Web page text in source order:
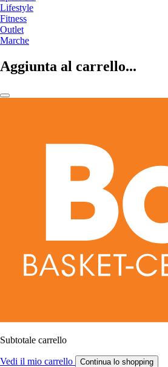
Lifestyle
Fitness
Outlet
Marche
Aggiunta al carrello...
Subtotale carrello
Vedi il mio carrello Continua lo shopping